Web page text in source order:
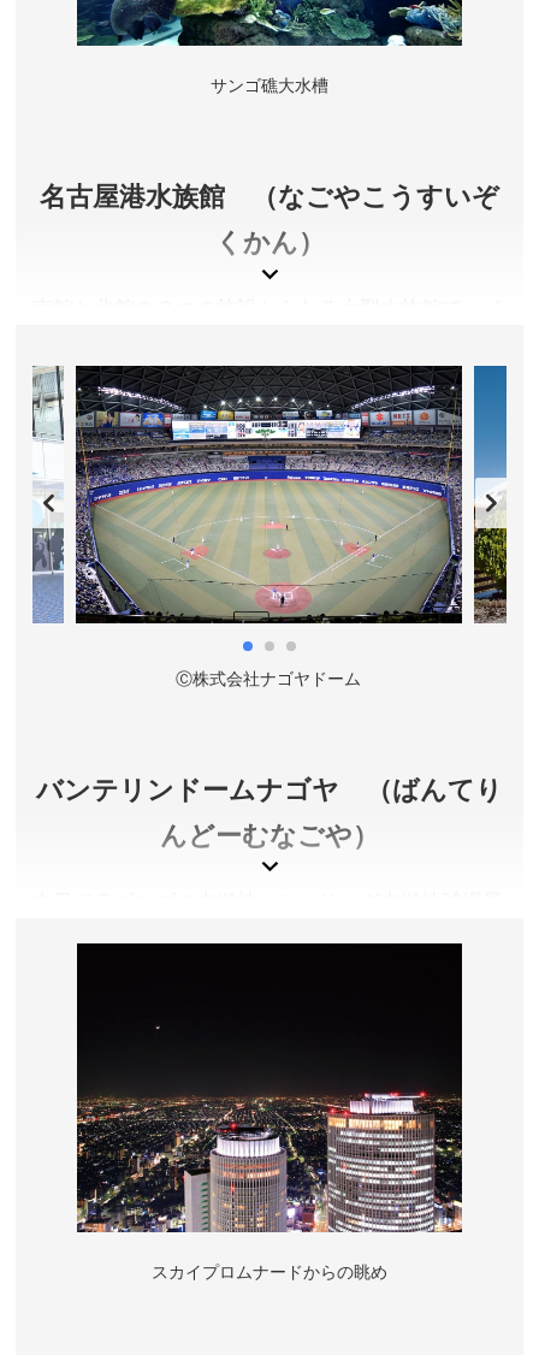
アクセス／名城線 市役所駅(7番出口)より徒歩約5分 ※
詳しくは公式サイトをご確認ください。
所在地／愛知県名古屋市中区本丸
サンゴ礁大水槽
名古屋港水族館 （なごやこうすいぞ
くかん）
くサンゴ礁大水槽は迫力満点です。
愛知県名古屋市
入館料／大人2,030円、高校生2,030円、小中学生1,010
円、幼児(4歳以上)500円、夜間入館:大人1,620円、高校
生1,620円、小中学生800円、幼児(4歳以上)400円 ※夜
間入館券はゴールデンウィークおよび夏休み期間などの
夜間営業日に17時以降に入館する場合の料金です。
営業時間／9:30～17:30 ※季節によって変動します。詳
しくは公式サイトをご確認ください。
休館日／毎週月曜日 ※祝日の場合は翌日 ※GW・7月〜
アクセス／地下鉄名港線 名古屋港駅(3番出口)より徒歩
5分 ※詳しくは公式サイトをご確認ください。
所在地／愛知県名古屋市港区港町1-3
お問い合わせ／052-654-7080(名古屋港水族館）
Ⓒ株式会社ナゴヤドーム
バンテリンドームナゴヤ （ばんてり
んどーむなごや）
トがない月曜定休）。
愛知県名古屋市
料金／詳しくは公式サイトをご確認ください。
営業時間／詳しくは公式サイトをご確認ください。
アクセス／地下鉄・ゆとりーとライン ナゴヤドーム前
矢田駅より徒歩約5分。JR・名鉄 大曽根駅より徒歩約
所在地／愛知県名古屋市東区大幸南1-1-1
スカイプロムナードからの眺め